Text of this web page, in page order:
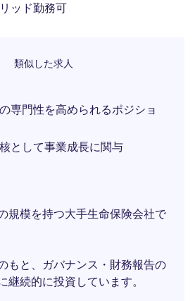
ッド勤務可
類似した求人
専門性を高められるポジショ
として事業成長に関与
規模を持つ大手生命保険会社で
もと、ガバナンス・財務報告の
継続的に投資しています。